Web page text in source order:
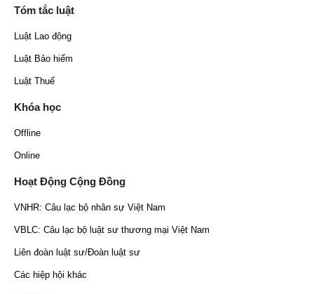
Tóm tắc luật
Luật Lao động
Luật Bảo hiểm
Luật Thuế
Khóa học
Offline
Online
Hoạt Động Cộng Đồng
VNHR: Câu lạc bộ nhân sự Việt Nam
VBLC: Câu lạc bộ luật sư thương mại Việt Nam
Liên đoàn luật sư/Đoàn luật sư
Các hiệp hội khác